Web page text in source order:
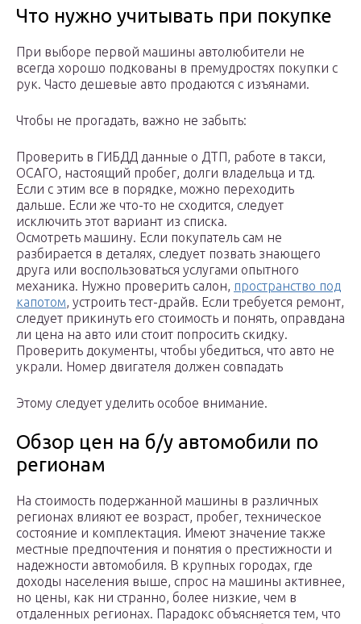
Что нужно учитывать при покупке
При выборе первой машины автолюбители не
всегда хорошо подкованы в премудростях покупки с
рук. Часто дешевые авто продаются с изъянами.
Чтобы не прогадать, важно не забыть:
Проверить в ГИБДД данные о ДТП, работе в такси,
ОСАГО, настоящий пробег, долги владельца и тд.
Если с этим все в порядке, можно переходить
дальше. Если же что-то не сходится, следует
исключить этот вариант из списка.
Осмотреть машину. Если покупатель сам не
разбирается в деталях, следует позвать знающего
друга или воспользоваться услугами опытного
механика. Нужно проверить салон, пространство под
капотом, устроить тест-драйв. Если требуется ремонт,
следует прикинуть его стоимость и понять, оправдана
ли цена на авто или стоит попросить скидку.
Проверить документы, чтобы убедиться, что авто не
украли. Номер двигателя должен совпадать
Этому следует уделить особое внимание.
Обзор цен на б/у автомобили по
регионам
На стоимость подержанной машины в различных
регионах влияют ее возраст, пробег, техническое
состояние и комплектация. Имеют значение также
местные предпочтения и понятия о престижности и
надежности автомобиля. В крупных городах, где
доходы населения выше, спрос на машины активнее,
но цены, как ни странно, более низкие, чем в
отдаленных регионах. Парадокс объясняется тем, что